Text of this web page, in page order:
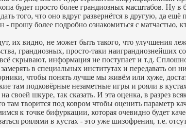
будет просто более грандиозных масштабов.
того, что оно вдруг развернётся в другую, да
прошу более подробно ознакомиться с матчастью,
их видно, не может быть такого, что улучшения
грандиозных, просто-таки
скрывают, информация не поступает и т.д.
в специальных институтах и передавать он
чтобы понять лучше мы живём или хуже,
там подковёрные незаметные игры и рояли в
своей шкуре, так сказать. И эта оценка, в разрез
там творится под ковром чтобы оценить параметр
к точке бифуркации, которая очевидно будет
роялями в кустах - это уже шизофрения, т.е.